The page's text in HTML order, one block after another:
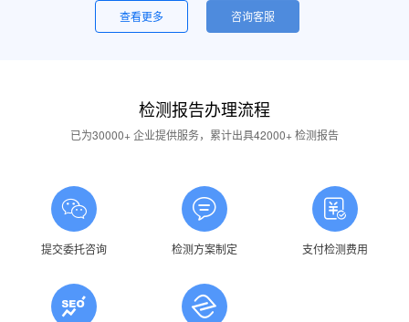
一般是润滑油质量问题，合格的润滑油使用中不应出现大量泡沫，
用户不应采用会产生泡沫的润滑油。还有一个可能的原因是混油可能
答：一般情况下油品发白是由于油箱进水后造成的，是乳化现象，
应避免水进入润滑油箱体或避免雨水进入已开封的油桶中。具体操作
润滑油的号数是什么意思？
答：根据ISO标准，工业润滑油按40℃ 温度条件下测定的粘度分
为若干个粘度等级，数据越大则粘度越高，因此润滑油的号数指其粘
润滑油粘度高是否说明润滑油质量好？
查看更多 咨询客服
检测报告办理流程
已为30000+ 企业提供服务，累计出具42000+ 检测报告
提交委托咨询 检测方案制定 支付检测费用